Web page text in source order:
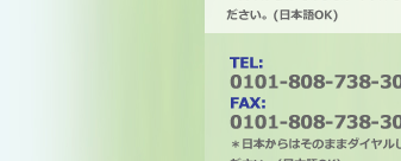
タチバナエンタープライズ